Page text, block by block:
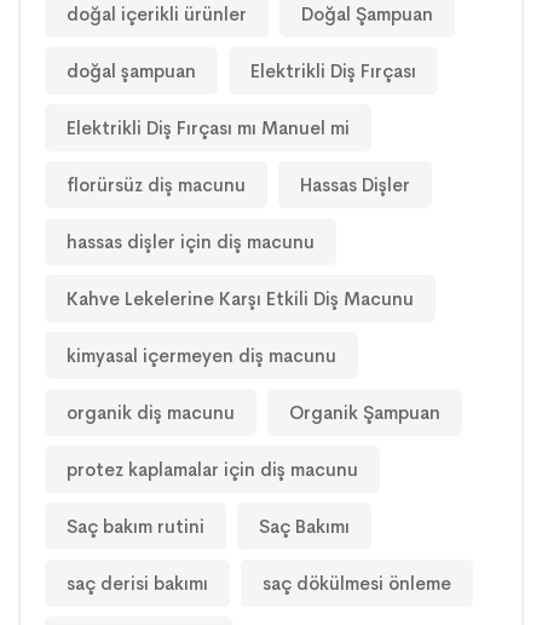
doğal içerikli ürünler Doğal Şampuan
doğal şampuan Elektrikli Diş Fırçası
Elektrikli Diş Fırçası mı Manuel mi
florürsüz diş macunu Hassas Dişler
hassas dişler için diş macunu
Kahve Lekelerine Karşı Etkili Diş Macunu
kimyasal içermeyen diş macunu
organik diş macunu Organik Şampuan
protez kaplamalar için diş macunu
Saç bakım rutini Saç Bakımı
saç derisi bakımı saç dökülmesi önleme